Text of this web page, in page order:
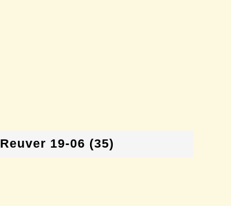
Reuver 19-06 (35)